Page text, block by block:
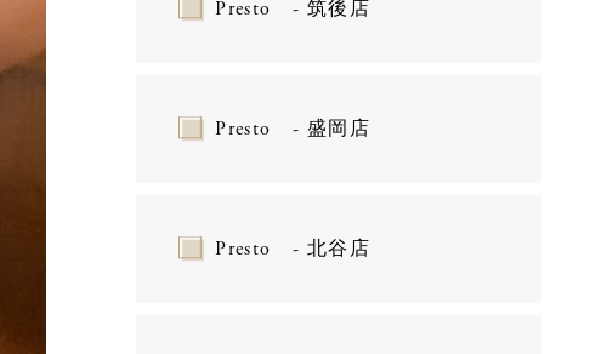
Presto - 筑後店
Presto - 盛岡店
Presto - 北谷店